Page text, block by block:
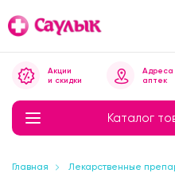
Каталог
Акции
и скидки
Адреса
аптек
Главная
Лекарственные